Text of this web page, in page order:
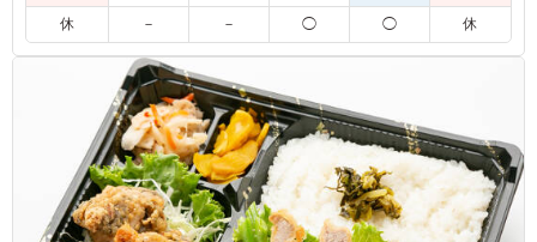
5.0
揚げ物専門店の名は伊達じゃない。 見た目のヘビィさに
中高年や女性は躊躇しがちですが、案外、ペロっとイケ
た。 そんな感想を毎回、聞きます。 冷めているのにジュ
ーシーなミンチカツ、ちゃんと身まで大きめエビフライ、
ご飯もふっくらでオススメです。
ご利用シーン：会議・セミナー›ランチミーティング
休 － － ◯ ◯ 休